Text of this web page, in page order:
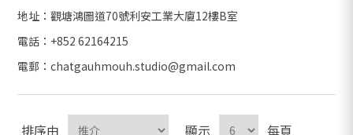
地址：觀塘鴻圖道70號利安工業大廈12樓B室
電話：+852 62164215
電郵：chatgauhmouh.studio@gmail.com
排序由 顯示 每頁